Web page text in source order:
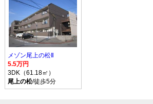
メゾン尾上の松Ⅱ
5.5万円
3DK（61.18㎡）
尾上の松/徒歩5分